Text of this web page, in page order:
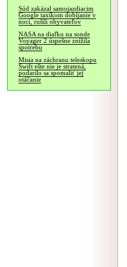
Súd zakázal samojazdiacim
Google taxíkom dobíjanie v
noci, rušili obyvateľov
NASA na diaľku na sonde
Voyager 2 úspešne znížila
spotrebu
Misia na záchranu teleskopu
Swift ešte nie je stratená,
podarilo sa spomaliť jej
otáčanie